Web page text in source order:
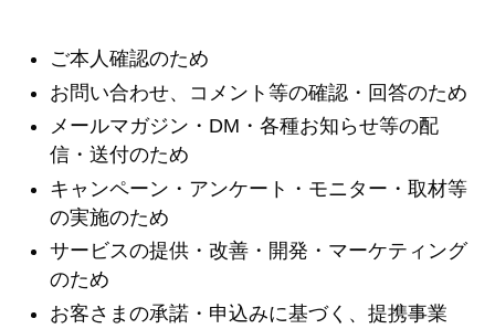
ご本人確認のため
お問い合わせ、コメント等の確認・回答のため
メールマガジン・DM・各種お知らせ等の配
信・送付のため
キャンペーン・アンケート・モニター・取材等
の実施のため
サービスの提供・改善・開発・マーケティング
のため
お客さまの承諾・申込みに基づく、提携事業